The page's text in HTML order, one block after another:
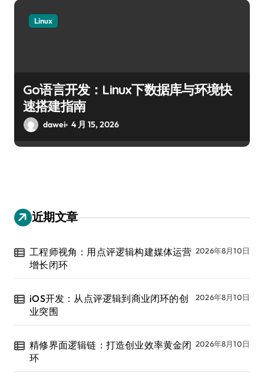
Linux
Go语言开发：Linux下数据库与环境快
速搭建指南
dawei 4 月 15, 2026
近期文章
工程师视角：用点评逻辑构建媒体运营
增长闭环
2026年8月10日
iOS开发：从点评逻辑到商业闭环的创
业突围
2026年8月10日
精修界面逻辑链：打造创业效率黄金闭
环
2026年8月10日